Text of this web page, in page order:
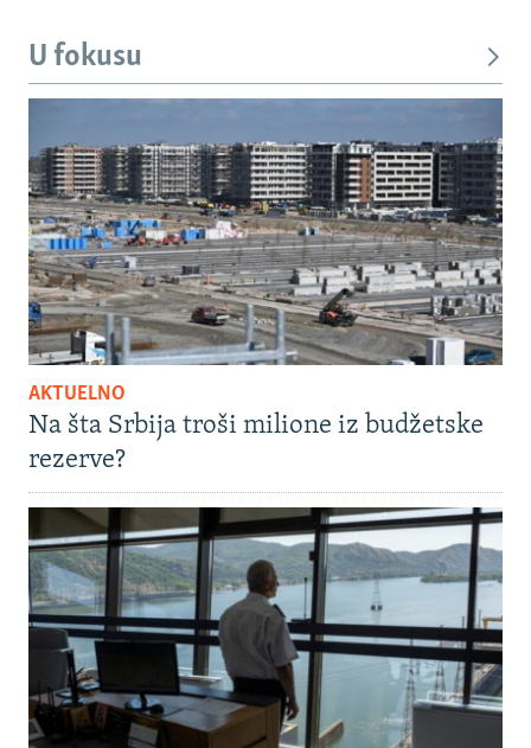
U fokusu
AKTUELNO
Na šta Srbija troši milione iz budžetske
rezerve?